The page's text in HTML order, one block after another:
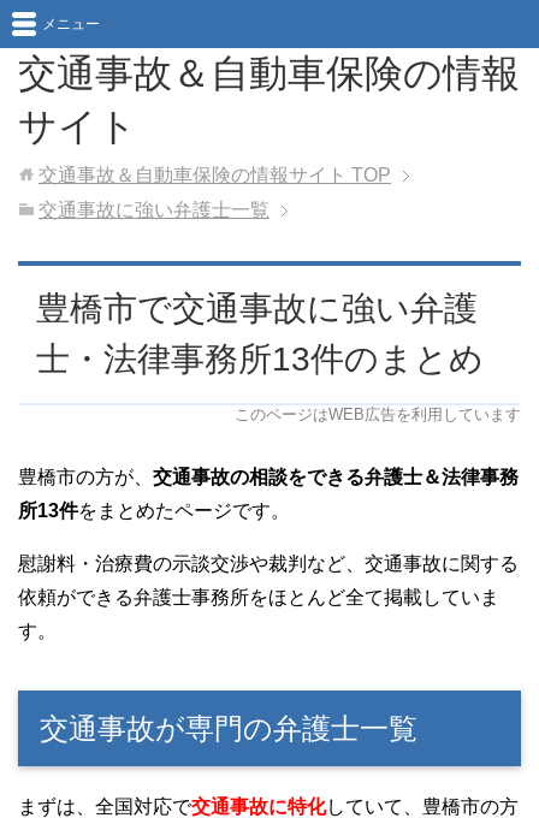
交通事故＆自動車保険の情報
サイト
メニュー
交通事故＆自動車保険の情報サイト TOP
交通事故に強い弁護士一覧
豊橋市で交通事故に強い弁護
士・法律事務所13件のまとめ
このページはWEB広告を利用しています
豊橋市の方が、 交通事故の相談をできる弁護士＆法律事務
所13件をまとめたページです。
慰謝料・治療費の示談交渉や裁判など、交通事故に関する
依頼ができる弁護士事務所をほとんど全て掲載していま
す。
交通事故が専門の弁護士一覧
まずは、全国対応で交通事故に特化していて、豊橋市の方